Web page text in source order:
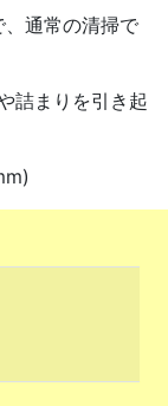
通常の清掃で
詰まりを引き起